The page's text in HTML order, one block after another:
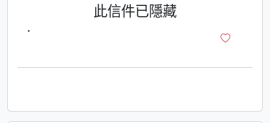
此信件已隱藏
·